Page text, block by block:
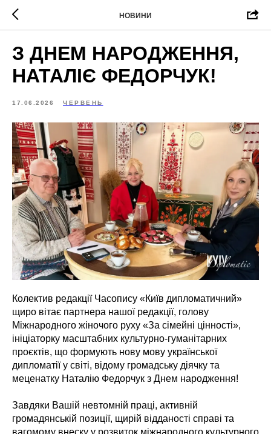
НОВИНИ
З ДНЕМ НАРОДЖЕННЯ,
НАТАЛІЄ ФЕДОРЧУК!
17.06.2026 ЧЕРВЕНЬ
Колектив редакції Часопису «Київ дипломатичний»
щиро вітає партнера нашої редакції, голову
Міжнародного жіночого руху «За сімейні цінності»,
ініціаторку масштабних культурно-гуманітарних
проєктів, що формують нову мову української
дипломатії у світі, відому громадську діячку та
меценатку Наталію Федорчук з Днем народження!
Завдяки Вашій невтомній праці, активній
громадянській позиції, щирій відданості справі та
вагомому внеску у розвиток міжнародного культурного